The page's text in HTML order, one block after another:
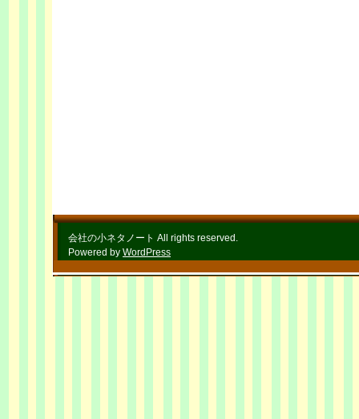
会社の小ネタノート All rights reserved.
Powered by WordPress